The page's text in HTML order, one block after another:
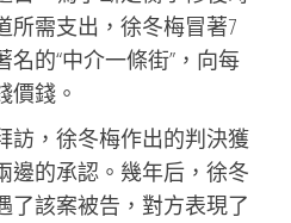
所需支出，徐冬梅冒著7
的“中介一條街”，向每
價錢。
訪，徐冬梅作出的判決獲
邊的承認。幾年后，徐冬
了該案被告，對方表現了